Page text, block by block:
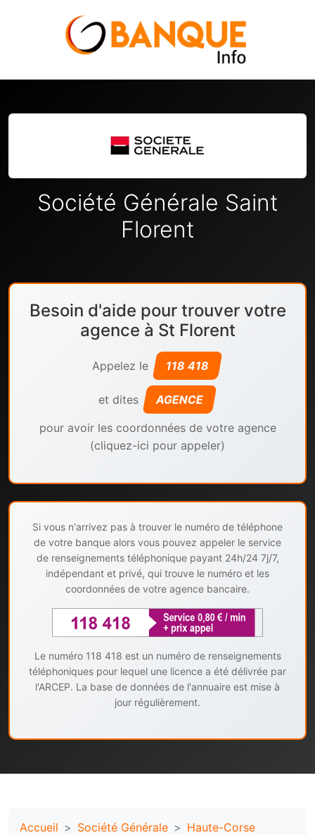
Société Générale Saint
Florent
Besoin d'aide pour trouver votre
agence à St Florent
Appelez le 118 418
et dites AGENCE
pour avoir les coordonnées de votre agence
(cliquez-ici pour appeler)
Si vous n'arrivez pas à trouver le numéro de téléphone
de votre banque alors vous pouvez appeler le service
de renseignements téléphonique payant 24h/24 7j/7,
indépendant et privé, qui trouve le numéro et les
coordonnées de votre agence bancaire.
Le numéro 118 418 est un numéro de renseignements
téléphoniques pour lequel une licence a été délivrée par
l'ARCEP. La base de données de l'annuaire est mise à
jour régulièrement.
Accueil Société Générale
Haute-Corse